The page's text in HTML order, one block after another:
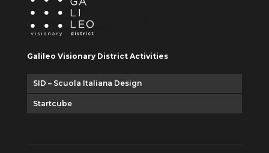
Galileo Visionary District Activities
SID – Scuola Italiana Design
Startcube